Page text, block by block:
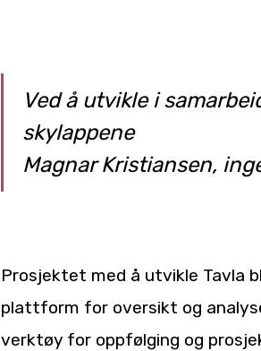
Ved å utvikle i
skylappene
Magnar Kristiansen,
Prosjektet med å utvikle Tavla
plattform for oversikt og
verktøy for oppfølging og